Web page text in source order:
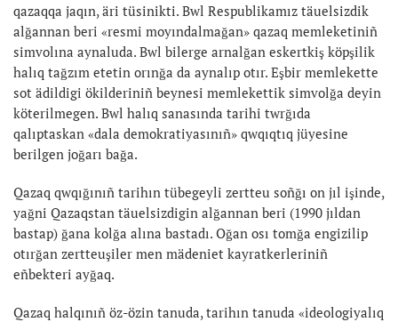
qazaqqa jaqın, äri tüsinikti. Bwl Respublikamız täuelsizdik
alğannan beri «resmi moyındalmağan» qazaq memleketiniñ
simvolına aynaluda. Bwl bilerge arnalğan eskertkiş köpşilik
halıq tağzım etetin orınğa da aynalıp otır. Eşbir memlekette
sot ädildigi ökilderiniñ beynesi memlekettik simvolğa deyin
köterilmegen. Bwl halıq sanasında tarihi twrğıda
qalıptaskan «dala demokratiyasınıñ» qwqıqtıq jüyesine
berilgen joğarı bağa.
Qazaq qwqığınıñ tarihın tübegeyli zertteu soñğı on jıl işinde,
yağni Qazaqstan täuelsizdigin alğannan beri (1990 jıldan
bastap) ğana kolğa alına bastadı. Oğan osı tomğa engizilip
otırğan zertteuşiler men mädeniet kayratkerleriniñ
eñbekteri ayğaq.
Qazaq halqınıñ öz-özin tanuda, tarihın tanuda «ideologiyalıq